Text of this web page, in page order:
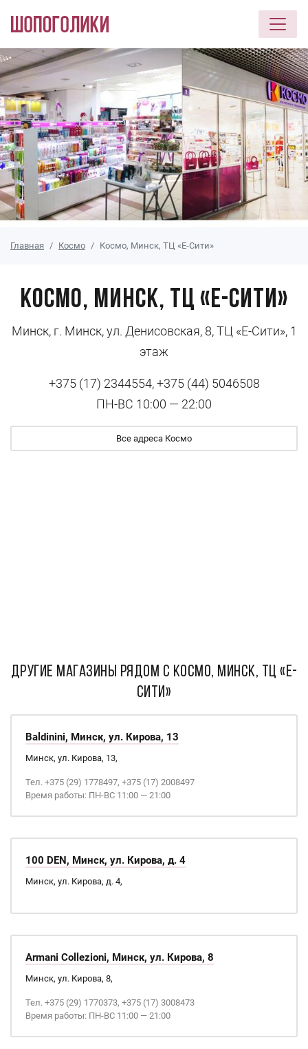
Перейти к основному содержанию
Главная Космо Космо, Минск, ТЦ «Е-Сити»
Космо, Минск, ТЦ «Е-Сити»
Минск, г. Минск, ул. Денисовская, 8, ТЦ «Е-Сити», 1
этаж
+375 (17) 2344554, +375 (44) 5046508
ПН-ВС 10:00 — 22:00
Все адреса Космо
ДРУГИЕ МАГАЗИНЫ РЯДОМ С Космо, Минск, ТЦ «Е-
Сити»
Baldinini, Минск, ул. Кирова, 13
Минск, ул. Кирова, 13,
Тел. +375 (29) 1778497, +375 (17) 2008497
Время работы: ПН-ВС 11:00 — 21:00
100 DEN, Минск, ул. Кирова, д. 4
Минск, ул. Кирова, д. 4,
Armani Collezioni, Минск, ул. Кирова, 8
Минск, ул. Кирова, 8,
Тел. +375 (29) 1770373, +375 (17) 3008473
Время работы: ПН-ВС 11:00 — 21:00